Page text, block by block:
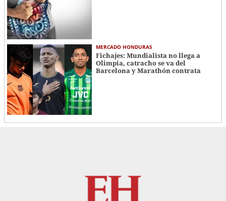
MERCADO HONDURAS
Fichajes: Mundialista no llega a
Olimpia, catracho se va del
Barcelona y Marathón contrata